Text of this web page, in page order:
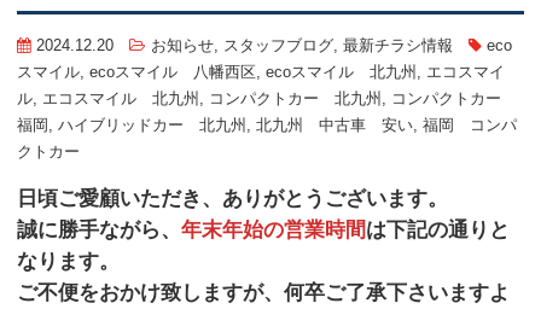
2024.12.20 お知らせ, スタッフブログ, 最新チラシ情報
eco
スマイル, ecoスマイル 八幡西区 , ecoスマイル 北九州 , エコスマイ
ル, エコスマイル 北九州 , コンパクトカー 北九州 , コンパクトカー
福岡 , ハイブリッドカー 北九州 , 北九州 中古車 安い, 福岡 コンパ
クトカー
日頃ご愛顧いただき、ありがとうございます。
誠に勝手ながら、 年末年始の営業時間は下記の通りと
なります。
ご不便をおかけ致しますが、何卒ご了承下さいますよ